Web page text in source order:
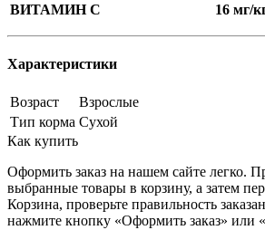
ВИТАМИН С
16 мг/
Характеристики
Возраст
Взрослые
Тип корма Сухой
Как купить
Оформить заказ на нашем сайте легко.
выбранные товары в корзину, а затем
Корзина, проверьте правильность
нажмите кнопку «Оформить заказ» или